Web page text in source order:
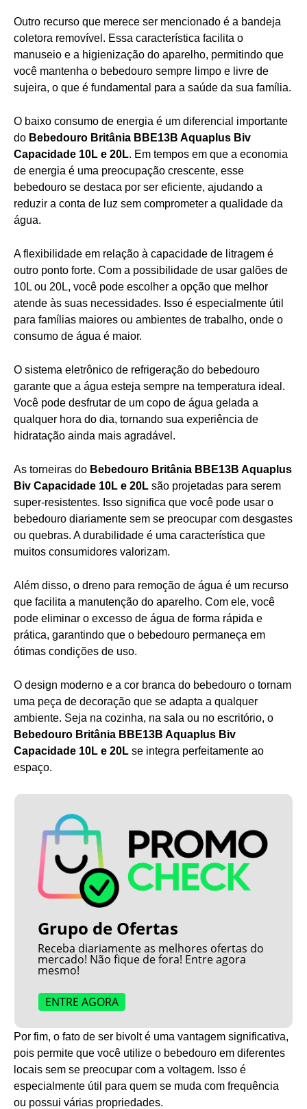
Outro recurso que merece ser mencionado é a bandeja
coletora removível. Essa característica facilita o
manuseio e a higienização do aparelho, permitindo que
você mantenha o bebedouro sempre limpo e livre de
sujeira, o que é fundamental para a saúde da sua família.
O baixo consumo de energia é um diferencial importante
do Bebedouro Britânia BBE13B Aquaplus Biv
Capacidade 10L e 20L. Em tempos em que a economia
de energia é uma preocupação crescente, esse
bebedouro se destaca por ser eficiente, ajudando a
reduzir a conta de luz sem comprometer a qualidade da
água.
A flexibilidade em relação à capacidade de litragem é
outro ponto forte. Com a possibilidade de usar galões de
10L ou 20L, você pode escolher a opção que melhor
atende às suas necessidades. Isso é especialmente útil
para famílias maiores ou ambientes de trabalho, onde o
consumo de água é maior.
O sistema eletrônico de refrigeração do bebedouro
garante que a água esteja sempre na temperatura ideal.
Você pode desfrutar de um copo de água gelada a
qualquer hora do dia, tornando sua experiência de
hidratação ainda mais agradável.
As torneiras do Bebedouro Britânia BBE13B Aquaplus
Biv Capacidade 10L e 20L são projetadas para serem
super-resistentes. Isso significa que você pode usar o
bebedouro diariamente sem se preocupar com desgastes
ou quebras. A durabilidade é uma característica que
muitos consumidores valorizam.
Além disso, o dreno para remoção de água é um recurso
que facilita a manutenção do aparelho. Com ele, você
pode eliminar o excesso de água de forma rápida e
prática, garantindo que o bebedouro permaneça em
ótimas condições de uso.
O design moderno e a cor branca do bebedouro o tornam
uma peça de decoração que se adapta a qualquer
ambiente. Seja na cozinha, na sala ou no escritório, o
Bebedouro Britânia BBE13B Aquaplus Biv
Capacidade 10L e 20L se integra perfeitamente ao
espaço.
Grupo de Ofertas
Receba diariamente as melhores ofertas do
mercado! Não fique de fora! Entre agora
mesmo!
ENTRE AGORA
Por fim, o fato de ser bivolt é uma vantagem significativa,
pois permite que você utilize o bebedouro em diferentes
locais sem se preocupar com a voltagem. Isso é
especialmente útil para quem se muda com frequência
ou possui várias propriedades.